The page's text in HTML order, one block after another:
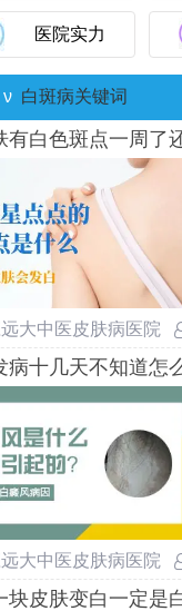
下各种白斑是什么样
有一圈泛白是什么情况
期发现白癜风该怎样
斑做激光治疗到底安
癜风复发常见不良习
癜风中期能不能吃药
期得了白癜风该怎么
风种植黑色素一次能
起米粒大小的白点
散期怀孕，会不会遗
风安全治疗手段有
直控制不住，依赖激
医院实力
ν 白斑病关键词
有白色斑点一周了
大中医皮肤病医院
病十几天不知道怎
大中医皮肤病医院
块皮肤变白一定是